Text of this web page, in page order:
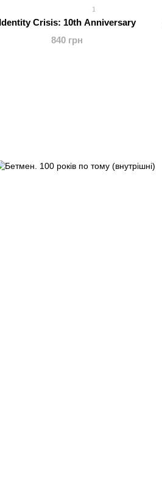
1
Identity Crisis: 10th Anniversary
840 грн